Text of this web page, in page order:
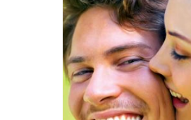
LEGGI TUTTO